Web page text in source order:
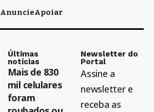
AnuncieApoiar
Últimas
notícias
Mais de 830
mil celulares
foram
Newsletter do
Portal
Assine a
newsletter e
receba as